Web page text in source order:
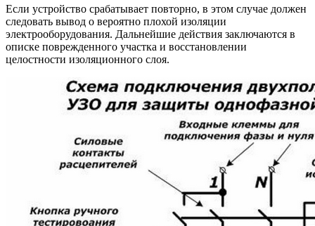
Если устройство срабатывает повторно, в этом случае должен
следовать вывод о вероятно плохой изоляции
электрооборудования. Дальнейшие действия заключаются в
описке поврежденного участка и восстановлении
целостности изоляционного слоя.